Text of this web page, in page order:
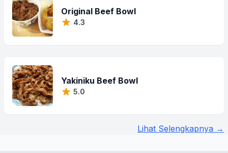
Original Beef Bowl
4.3
Yakiniku Beef Bowl
5.0
Lihat Selengkapnya →